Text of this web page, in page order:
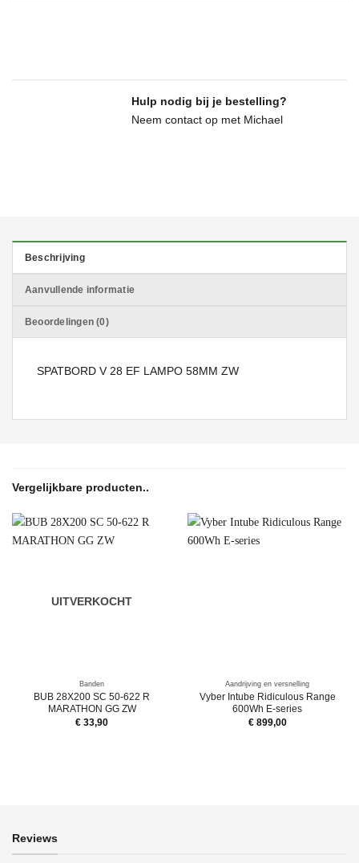
Hulp nodig bij je bestelling?
Neem contact op met Michael
Beschrijving
Aanvullende informatie
Beoordelingen (0)
SPATBORD V 28 EF LAMPO 58MM ZW
Vergelijkbare producten..
UITVERKOCHT
Banden
BUB 28X200 SC 50-622 R
MARATHON GG ZW
€ 33,90
Aandrijving en versnelling
Vyber Intube Ridiculous Range
600Wh E-series
€899,00
Reviews